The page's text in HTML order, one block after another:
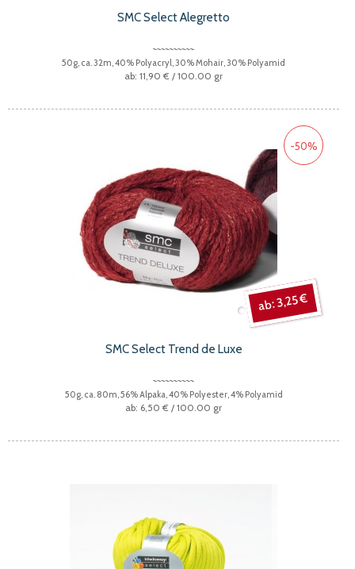
SMC Select Alegretto
50g, ca. 32m, 40% Polyacryl, 30% Mohair, 30% Polyamid
11,90 € / 100.00 gr
3,25 €
-50%
SMC Select Trend de Luxe
50g, ca. 80m, 56% Alpaka, 40% Polyester, 4% Polyamid
6,50 € / 100.00 gr